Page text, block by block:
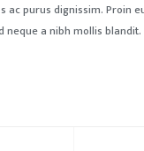
ac purus dignissim. Proin
neque a nibh mollis blandit.